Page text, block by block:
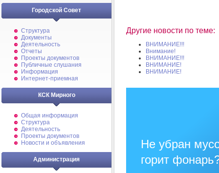
Городской Совет
Структура
Документы
Деятельность
Отчеты
Проекты документов
Публичные слушания
Информация
Интернет-приемная
КСК Мирного
Общая информация
Структура
Деятельность
Проекты документов
Новости и объявления
Администрация
Другие новости по теме:
ВНИМАНИЕ!!!
Внимание!
ВНИМАНИЕ!!!
ВНИМАНИЕ!
ВНИМАНИЕ!
Не убран
горит